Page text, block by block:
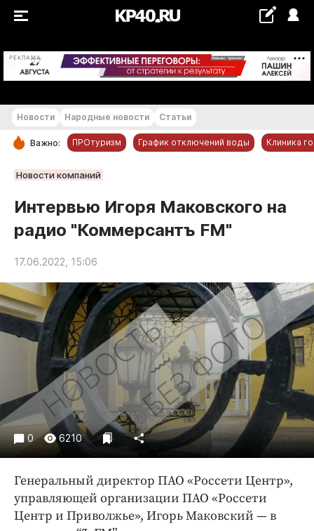
РЕКЛАМА +28...+29 °С
РУБРИКИ
Новости компаний
Статьи
Народные новости
Авто и транспорт
Благоустройство
Криминал
Культура
Недвижимость и ЖКХ
Образование
Общество
Погода
Праздники
Спорт
Экономика и бизнес
Новости Народные новости Статьи
Важно: ПРОтуризм График отключений воды Клиника
Новости компаний
Интервью Игоря Маковского на
радио "Коммерсантъ FM"
17.06.2022, 15:06
0 6210
Генеральный директор ПАО «Россети Центр»,
управляющей организации ПАО «Россети
Центр и Приволжье», Игорь Маковский — в